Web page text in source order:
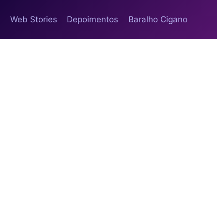
Web Stories Depoimentos Baralho Cigano